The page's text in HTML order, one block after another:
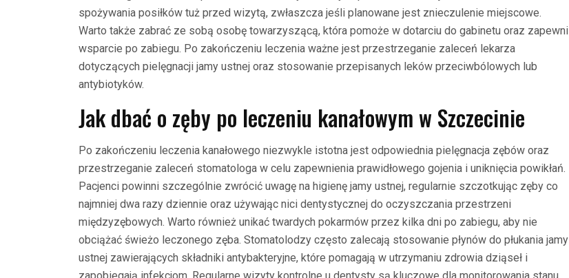
spożywania posiłków tuż przed wizytą, zwłaszcza jeśli planowane jest znieczulenie miejscowe.
Warto także zabrać ze sobą osobę towarzyszącą, która pomoże w dotarciu do gabinetu oraz zapewni
wsparcie po zabiegu. Po zakończeniu leczenia ważne jest przestrzeganie zaleceń lekarza
dotyczących pielęgnacji jamy ustnej oraz stosowanie przepisanych leków przeciwbólowych lub
antybiotyków.
Jak dbać o zęby po leczeniu kanałowym w Szczecinie
Po zakończeniu leczenia kanałowego niezwykle istotna jest odpowiednia pielęgnacja zębów oraz
przestrzeganie zaleceń stomatologa w celu zapewnienia prawidłowego gojenia i uniknięcia powikłań.
Pacjenci powinni szczególnie zwrócić uwagę na higienę jamy ustnej, regularnie szczotkując zęby co
najmniej dwa razy dziennie oraz używając nici dentystycznej do oczyszczania przestrzeni
międzyzębowych. Warto również unikać twardych pokarmów przez kilka dni po zabiegu, aby nie
obciążać świeżo leczonego zęba. Stomatolodzy często zalecają stosowanie płynów do płukania jamy
ustnej zawierających składniki antybakteryjne, które pomagają w utrzymaniu zdrowia dziąseł i
zapobiegają infekcjom. Regularne wizyty kontrolne u dentysty są kluczowe dla monitorowania stanu